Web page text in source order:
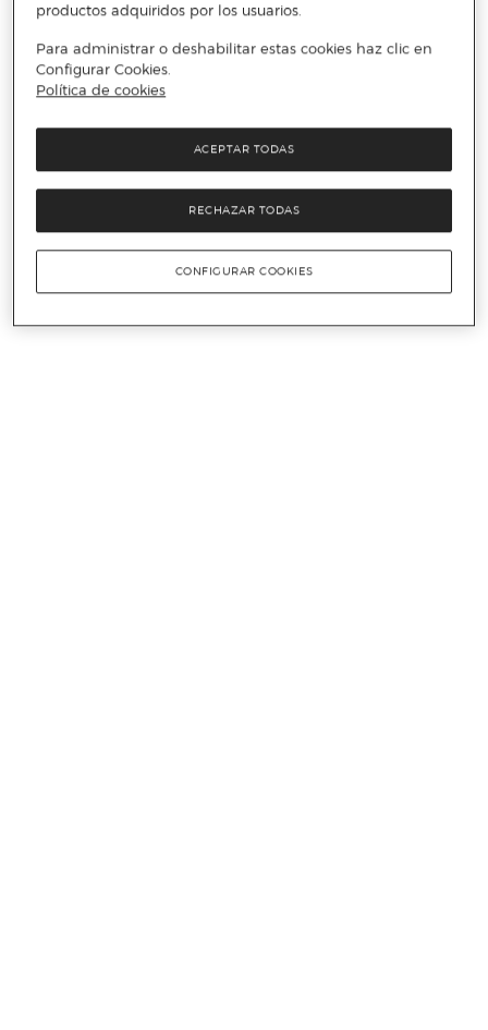
productos adquiridos por los usuarios.
Para administrar o deshabilitar estas cookies haz clic en
Configurar Cookies.
Política de cookies
RECHAZAR TODAS
ACEPTAR TODAS
CONFIGURAR COOKIES